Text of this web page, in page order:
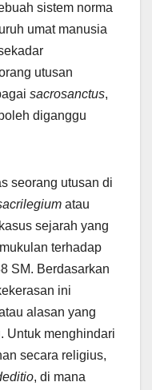
sistem norma
umat manusia
utusan
sacrosanctus,
diganggu
seorang utusan di
atau
sejarah yang
terhadap
SM. Berdasarkan
ini
alasan yang
Untuk menghindari
secara religius,
, di mana